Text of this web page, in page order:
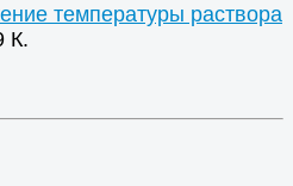
температуры раствора
К.